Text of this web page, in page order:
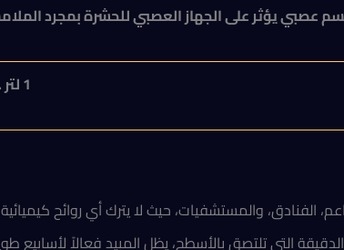
عصبي يؤثر على الجهاز العصبي للحشرة بمجرد
1 لتر .
الفنادق، والمستشفيات، حيث لا يترك أي روائح
التي تلتصق بالأسطح، يظل المبيد فعالاً